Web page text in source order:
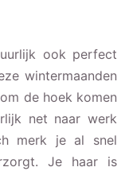
ook perfect
wintermaanden
de hoek komen
net naar werk
merk je al snel
Je haar is